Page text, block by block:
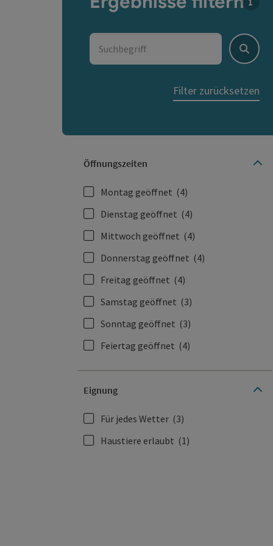
Suchbegriff
Suchen
Filter zurücksetzen
Öffnungszeiten
Montag geöffnet (4)
Dienstag geöffnet (4)
Mittwoch geöffnet (4)
Donnerstag geöffnet (4)
Freitag geöffnet (4)
Samstag geöffnet (3)
Sonntag geöffnet (3)
Feiertag geöffnet (4)
Eignung
Für jedes Wetter (3)
Haustiere erlaubt (1)